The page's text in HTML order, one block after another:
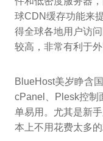
球CDN缓存功能来
得全球各地用户访
较高，非常有利于
BlueHost美岁睁含
cPanel、Plesk控制
单易用。尤其是新
本上不用花费太多